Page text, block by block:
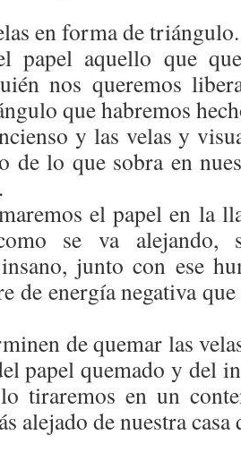
en forma de triángulo.
papel aquello que
nos queremos
que habremos
y las velas y
de lo que sobra en
el papel en la
se va alejando,
junto con ese
de energía negativa
de quemar las
papel quemado y del
tiraremos en un
alejado de nuestra casa